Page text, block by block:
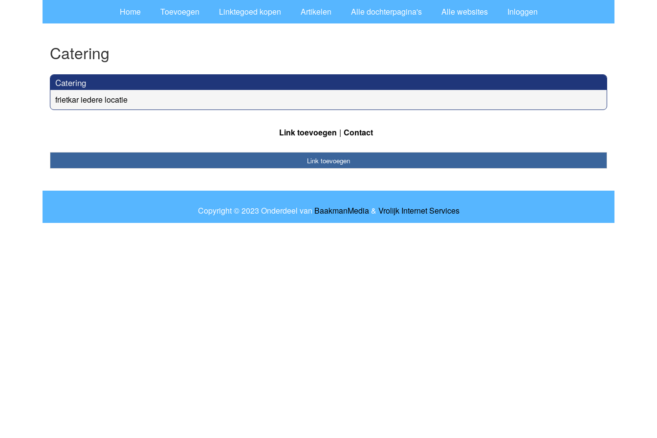
Home Toevoegen Linktegoed kopen Artikelen Alle dochterpagina's Alle websites Inloggen
Catering
Catering
frietkar iedere locatie
Link toevoegen Contact
Link toevoegen
Copyright © 2023 Onderdeel van BaakmanMedia& Vrolijk Internet Services